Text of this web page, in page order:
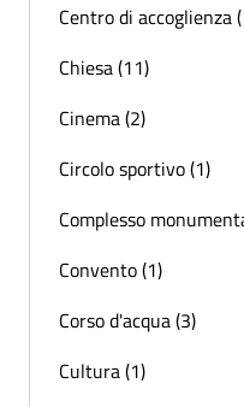
Centro di accoglienza
Chiesa (11)
Cinema (2)
Circolo sportivo (1)
Complesso
Convento (1)
Corso d'acqua (3)
Cultura (1)